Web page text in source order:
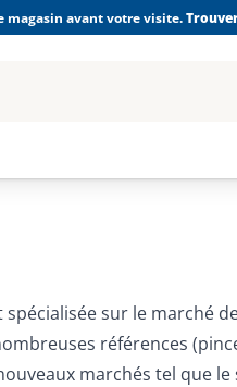
magasin avant votre visite.
sur le marché
références
marchés tel que